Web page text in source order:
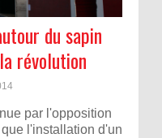
du sapin
révolution
par l'opposition
l'installation d'un